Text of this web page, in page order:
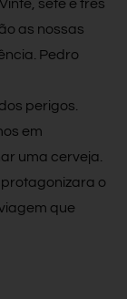
sete e três
as nossas
Pedro
perigos.
em
uma cerveja.
o
que